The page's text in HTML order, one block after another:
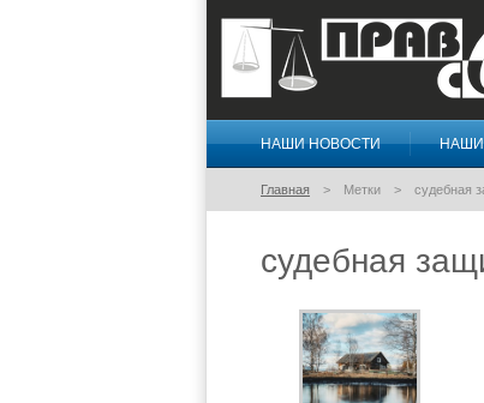
Правосознание
НАШИ НОВОСТИ
Главная Метки судебная
судебная